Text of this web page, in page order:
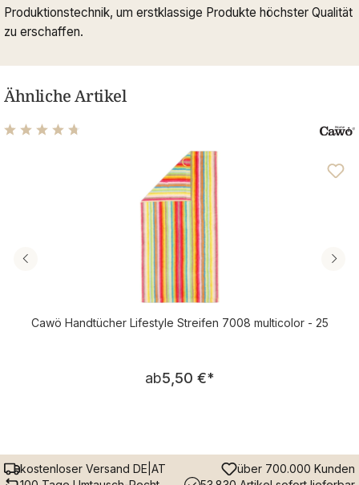
Produktionstechnik, um erstklassige Produkte höchster Qualität
zu erschaffen.
Ähnliche Artikel
Durchschnittliche Bewertung von 4.71 von 5 Sternen
Cawö Handtücher Lifestyle Streifen 7008 multicolor - 25
Regulärer Preis:
ab5,50 €*
kostenloser Versand DE|AT
über 700.000 Kunden